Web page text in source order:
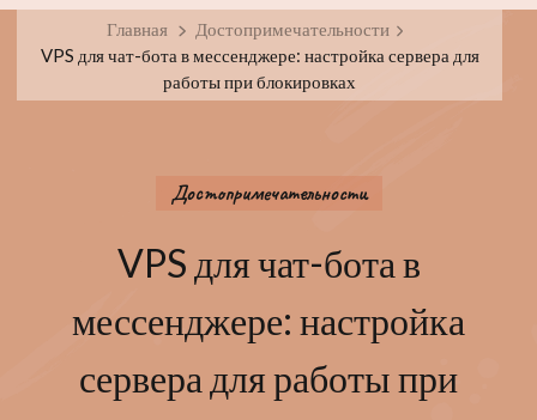
Главная
Достопримечательности
VPS для чат-бота в мессенджере: настройка сервера для
работы при блокировках
Достопримечательности
VPS для чат-бота в
мессенджере: настройка
сервера для работы при